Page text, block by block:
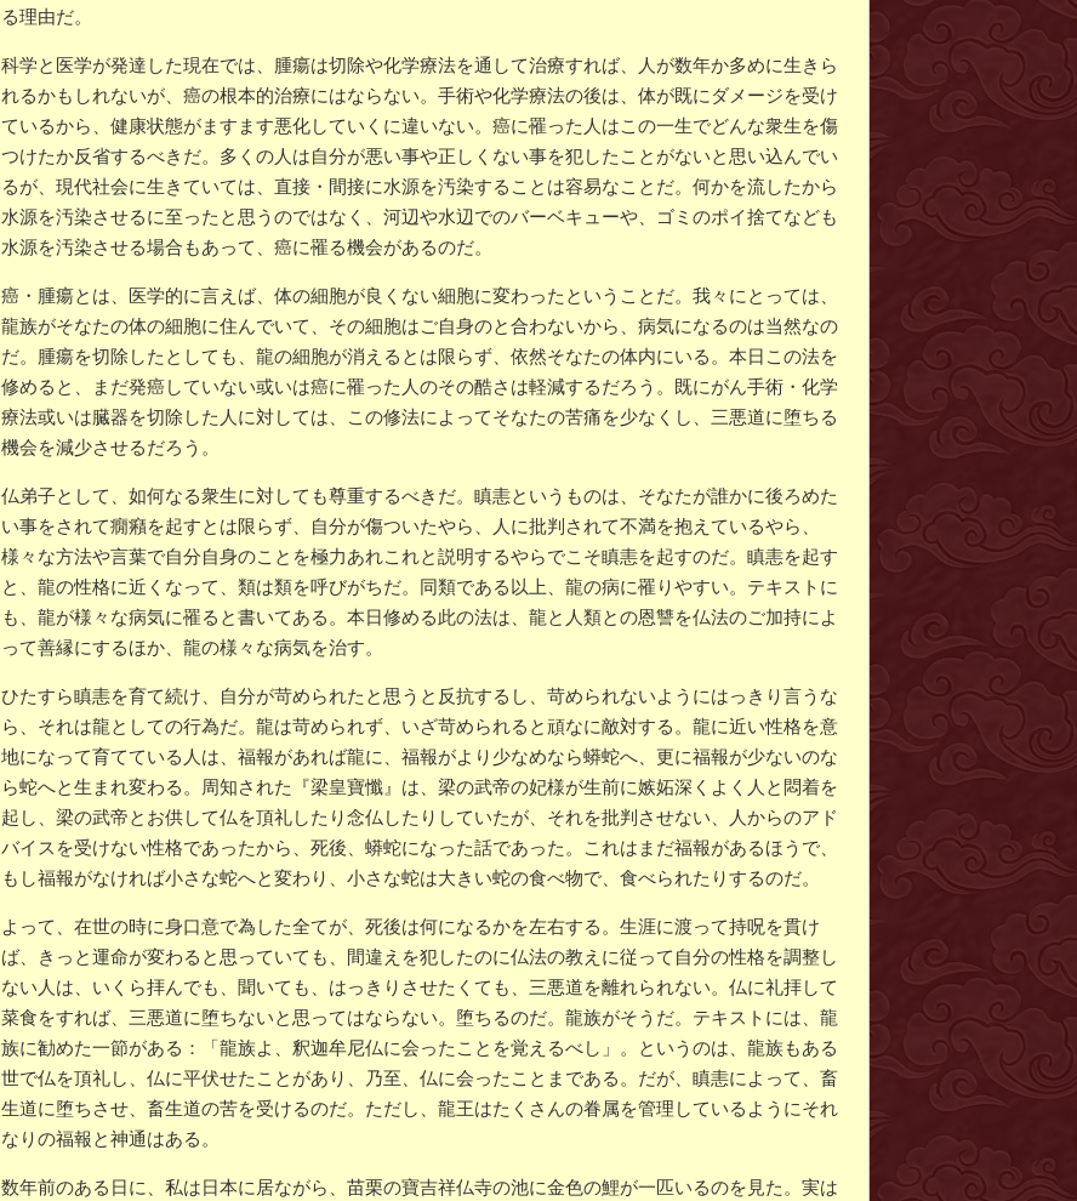
る理由だ。
科学と医学が発達した現在では、腫瘍は切除や化学療法を通して治療すれば、人が数年か多めに生きら
れるかもしれないが、癌の根本的治療にはならない。手術や化学療法の後は、体が既にダメージを受け
ているから、健康状態がますます悪化していくに違いない。癌に罹った人はこの一生でどんな衆生を傷
つけたか反省するべきだ。多くの人は自分が悪い事や正しくない事を犯したことがないと思い込んでい
るが、現代社会に生きていては、直接・間接に水源を汚染することは容易なことだ。何かを流したから
水源を汚染させるに至ったと思うのではなく、河辺や水辺でのバーベキューや、ゴミのポイ捨てなども
水源を汚染させる場合もあって、癌に罹る機会があるのだ。
癌・腫瘍とは、医学的に言えば、体の細胞が良くない細胞に変わったということだ。我々にとっては、
龍族がそなたの体の細胞に住んでいて、その細胞はご自身のと合わないから、病気になるのは当然なの
だ。腫瘍を切除したとしても、龍の細胞が消えるとは限らず、依然そなたの体内にいる。本日この法を
修めると、まだ発癌していない或いは癌に罹った人のその酷さは軽減するだろう。既にがん手術・化学
療法或いは臓器を切除した人に対しては、この修法によってそなたの苦痛を少なくし、三悪道に堕ちる
機会を減少させるだろう。
仏弟子として、如何なる衆生に対しても尊重するべきだ。瞋恚というものは、そなたが誰かに後ろめた
い事をされて癇癪を起すとは限らず、自分が傷ついたやら、人に批判されて不満を抱えているやら、
様々な方法や言葉で自分自身のことを極力あれこれと説明するやらでこそ瞋恚を起すのだ。瞋恚を起す
と、龍の性格に近くなって、類は類を呼びがちだ。同類である以上、龍の病に罹りやすい。テキストに
も、龍が様々な病気に罹ると書いてある。本日修める此の法は、龍と人類との恩讐を仏法のご加持によ
って善縁にするほか、龍の様々な病気を治す。
ひたすら瞋恚を育て続け、自分が苛められたと思うと反抗するし、苛められないようにはっきり言うな
ら、それは龍としての行為だ。龍は苛められず、いざ苛められると頑なに敵対する。龍に近い性格を意
地になって育てている人は、福報があれば龍に、福報がより少なめなら蟒蛇へ、更に福報が少ないのな
ら蛇へと生まれ変わる。周知された『梁皇寶懺』は、梁の武帝の妃様が生前に嫉妬深くよく人と悶着を
起し、梁の武帝とお供して仏を頂礼したり念仏したりしていたが、それを批判させない、人からのアド
バイスを受けない性格であったから、死後、蟒蛇になった話であった。これはまだ福報があるほうで、
もし福報がなければ小さな蛇へと変わり、小さな蛇は大きい蛇の食べ物で、食べられたりするのだ。
よって、在世の時に身口意で為した全てが、死後は何になるかを左右する。生涯に渡って持呪を貫け
ば、きっと運命が変わると思っていても、間違えを犯したのに仏法の教えに従って自分の性格を調整し
ない人は、いくら拝んでも、聞いても、はっきりさせたくても、三悪道を離れられない。仏に礼拝して
菜食をすれば、三悪道に堕ちないと思ってはならない。堕ちるのだ。龍族がそうだ。テキストには、龍
族に勧めた一節がある：「龍族よ、釈迦牟尼仏に会ったことを覚えるべし」。というのは、龍族もある
世で仏を頂礼し、仏に平伏せたことがあり、乃至、仏に会ったことまである。だが、瞋恚によって、畜
生道に堕ちさせ、畜生道の苦を受けるのだ。ただし、龍王はたくさんの眷属を管理しているようにそれ
なりの福報と神通はある。
数年前のある日に、私は日本に居ながら、苗栗の寶吉祥仏寺の池に金色の鯉が一匹いるのを見た。実は